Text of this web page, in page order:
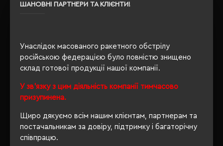
ШАНОВНІ ПАРТНЕРИ ТА КЛІЄНТИ!
Унаслідок масованого ракетного обстрілу
російською федерацією було повністю знищено
склад готової продукції нашої компанії.
У зв'язку з цим діяльність компанії тимчасово
призупинена.
Щиро дякуємо всім нашим клієнтам, партнерам та
постачальникам за довіру, підтримку і багаторічну
співпрацю.
Сертифікація
OEKO-TEX® Standard 100,
ОПИС
РЕКОМЕНДУЄМО